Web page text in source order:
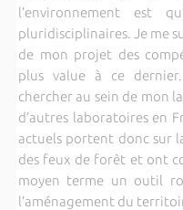
l’environnement est
pluridisciplinaires. Je me
de mon projet des
plus value à ce
chercher au sein de mon
d’autres laboratoires en
actuels portent donc sur
des feux de forêt et ont
moyen terme un outil
l’aménagement du